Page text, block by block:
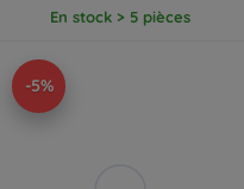
En stock > 5 pièces
-5%